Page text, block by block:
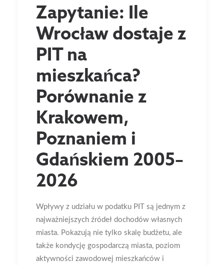
Zapytanie: Ile
Wrocław dostaje z
PIT na
mieszkańca?
Porównanie z
Krakowem,
Poznaniem i
Gdańskiem 2005–
2026
Wpływy z udziału w podatku PIT są jednym z
najważniejszych źródeł dochodów własnych
miasta. Pokazują nie tylko skalę budżetu, ale
także kondycję gospodarczą miasta, poziom
aktywności zawodowej mieszkańców i